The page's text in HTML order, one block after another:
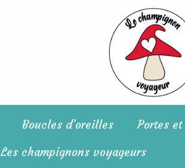
Boucles d’oreilles Portes
Les champignons voyageurs